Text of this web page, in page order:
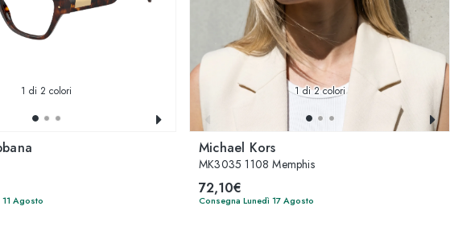
1 di 2 colori
Agosto
1di 2 colori
Michael Kors
MK3035 1108 Memphis
72,10€
Consegna Lunedì 17 Agosto